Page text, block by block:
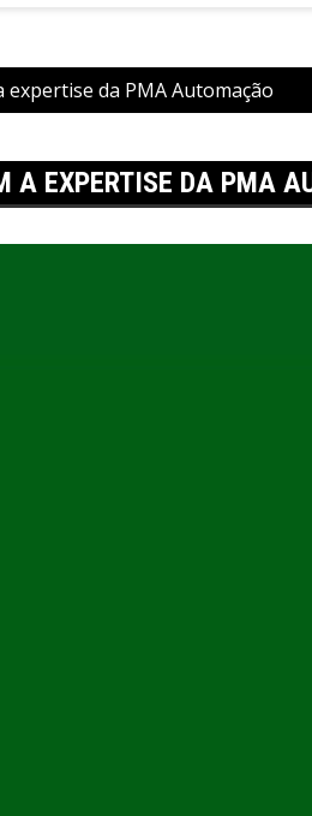
da PMA Automação
A EXPERTISE DA PMA